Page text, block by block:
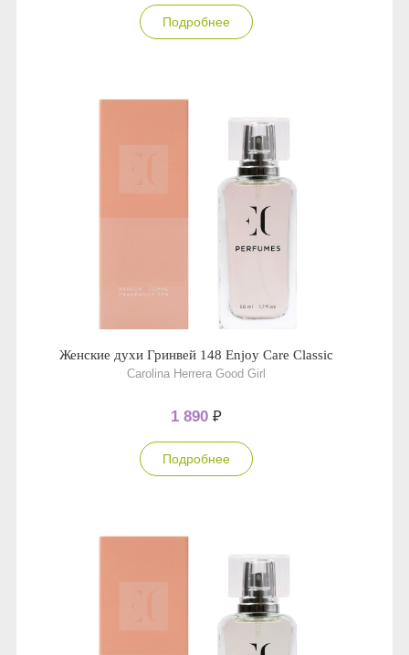
Подробнее
Женские духи Гринвей 148 Enjoy Care Classic
Carolina Herrera Good Girl
1 890 ₽
Подробнее